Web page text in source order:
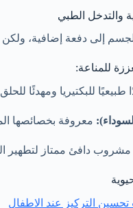
والتدخل الطبي
إلى دفعة إضافية،
طبيعيًا للبكتيريا ومهدئًا
معروفة بخصائصها
مشروب دافئ ممتاز لتطهير